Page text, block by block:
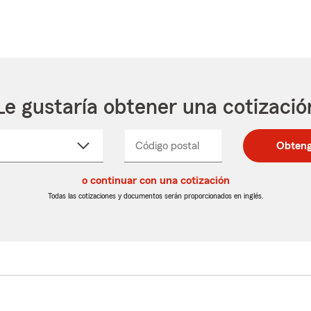
gustaría obtener una
Código postal
postal
de
postal
de
_____
o continuar con una cotización
Todas las cotizaciones y documentos serán proporcionados en inglés.